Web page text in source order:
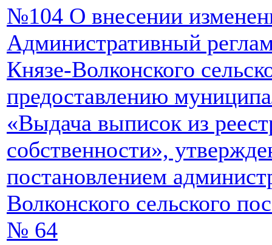
№104 О внесении
Административный
Князе-Волконского
предоставлению
«Выдача выписок из
собственности»,
постановлением
Волконского сельского
№ 64